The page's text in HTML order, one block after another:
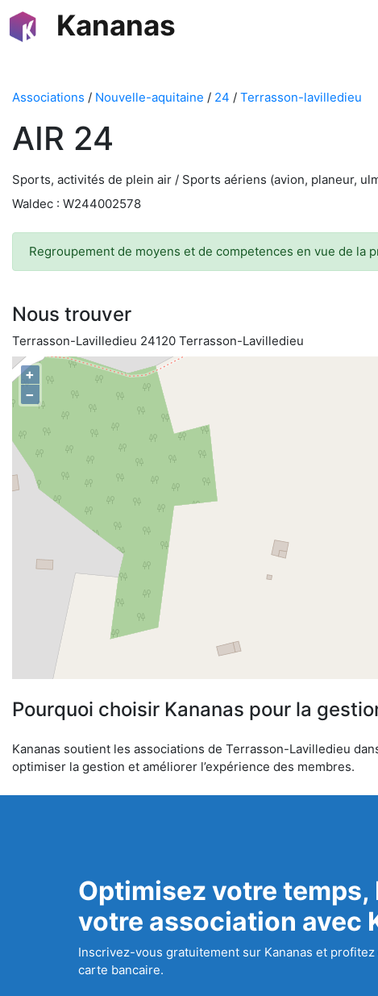
Kananas
Associations / Nouvelle-aquitaine / 24 / Terrasson-lavilledieu
AIR 24
Sports, activités de plein air / Sports aériens (avion, planeur,
Waldec : W244002578
Regroupement de moyens et de competences en vue de
Nous trouver
Terrasson-Lavilledieu 24120 Terrasson-Lavilledieu
+
−
Pourquoi choisir Kananas pour la
Kananas soutient les associations de Terrasson-Lavilledieu
optimiser la gestion et améliorer l’expérience des membres.
Optimisez votre temps,
votre association avec
Inscrivez-vous gratuitement sur Kananas et profitez
carte bancaire.